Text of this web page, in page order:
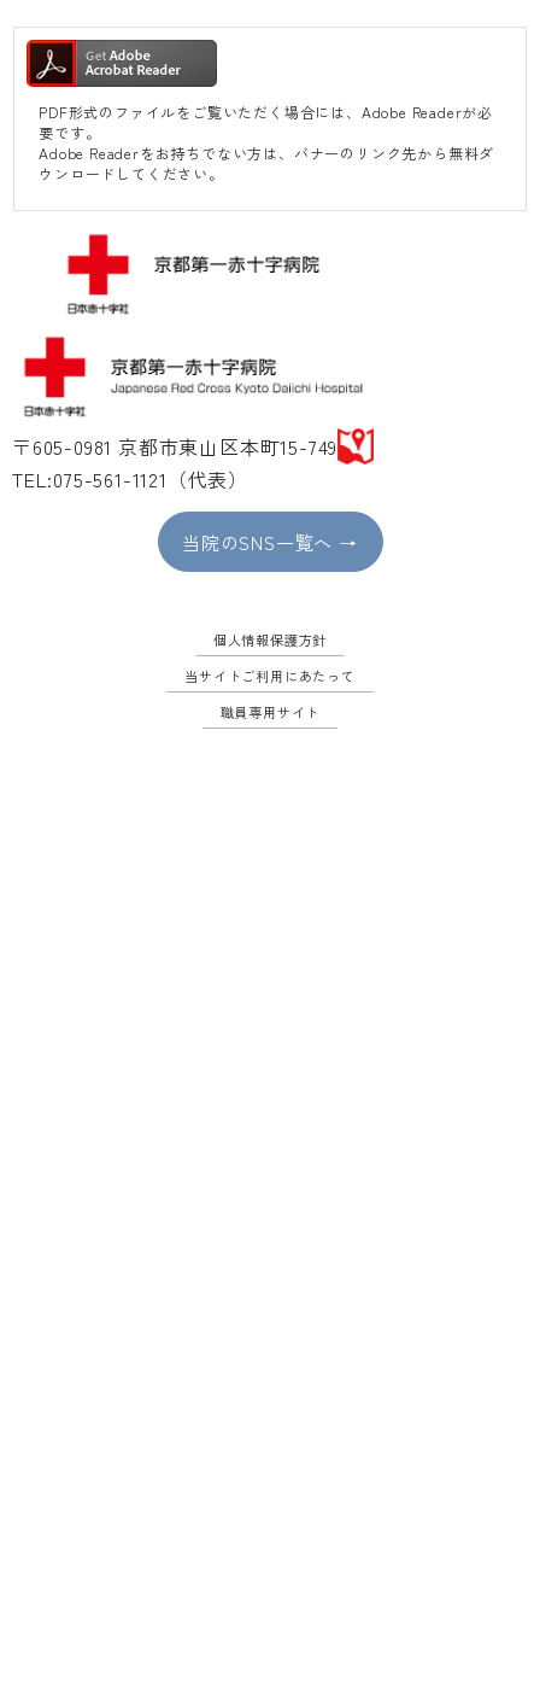
PDF形式のファイルをご覧いただく場合には、Adobe Readerが必
要です。
Adobe Readerをお持ちでない方は、バナーのリンク先から無料ダ
ウンロードしてください。
〒605-0981 京都市東山区本町15-749
TEL:075-561-1121（代表）
当院のSNS一覧へ →
個人情報保護方針
当サイトご利用にあたって
職員専用サイト